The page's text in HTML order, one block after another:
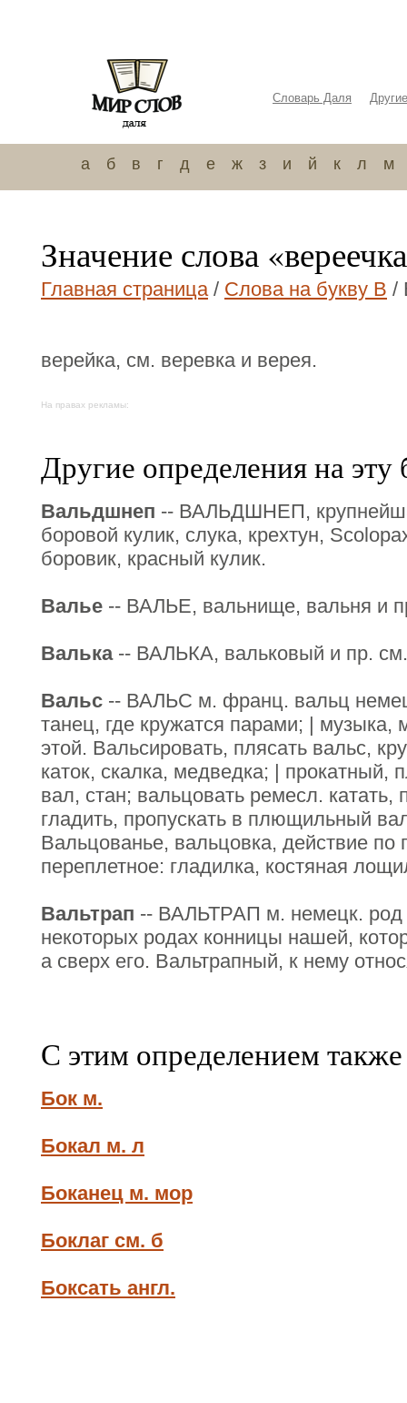
Словарь Даля
а б в г д е ж з и й к л м
Значение слова
Главная страница/ Слова на букву В /
верейка, см. веревка и верея.
На правах рекламы:
Другие определения на эту
Вальдшнеп -- ВАЛЬДШНЕП,
боровой кулик, слука, крехтун,
боровик, красный кулик.
Валье -- ВАЛЬЕ, вальнище, вальня и
Валька-- ВАЛЬКА, вальковый и пр.
Вальс -- ВАЛЬС м. франц. вальц
танец, где кружатся парами; |
этой. Вальсировать, плясать вальс,
каток, скалка, медведка; |
вал, стан; вальцовать ремесл.
гладить, пропускать в плющильный
Вальцованье, вальцовка, действие по
переплетное: гладилка, костяная
Вальтрап -- ВАЛЬТРАП м. немецк. род
некоторых родах конницы нашей,
а сверх его. Вальтрапный, к нему
С этим определением
Бок м.
Бокал м. л
Боканец м. мор
Боклаг см. б
Боксать англ.